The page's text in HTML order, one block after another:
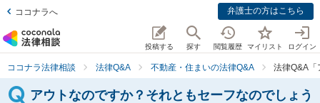
ココナラへ 弁護士の方はこちら
投稿する 探す 閲覧履歴 マイリスト ログイン
ココナラ法律相談 法律Q&A 不動産・住まいの法律Q&A 法律Q&A
アウトなのですか？それともセーフなのでしょう